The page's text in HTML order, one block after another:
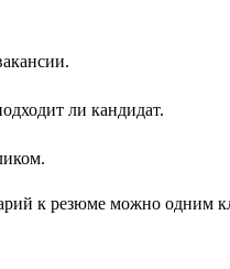
ли кандидат.